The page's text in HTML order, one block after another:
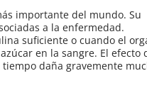
importante del mundo. Su
a la enfermedad.
suficiente o cuando el
en la sangre. El efecto
daña gravemente